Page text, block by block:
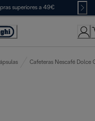
superiores a 49€
Cafeteras Nescafé Dolce